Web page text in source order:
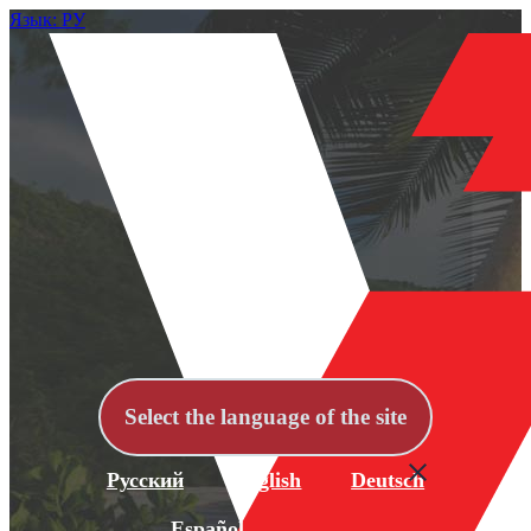
Язык: РУ
Select the language of the site
Русский English Deutsch